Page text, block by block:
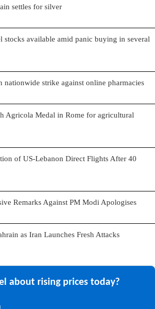
settles for silver
stocks available amid panic buying in several
nationwide strike against online pharmacies
Agricola Medal in Rome for agricultural
of US-Lebanon Direct Flights After 40
Remarks Against PM Modi Apologises
as Iran Launches Fresh Attacks
about rising prices today?